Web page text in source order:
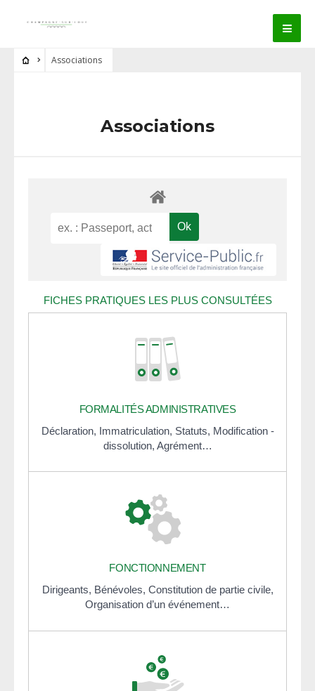
Associations
Associations
FICHES PRATIQUES LES PLUS CONSULTÉES
FORMALITÉS ADMINISTRATIVES
Déclaration, Immatriculation, Statuts, Modification -
dissolution, Agrément…
FONCTIONNEMENT
Dirigeants, Bénévoles, Constitution de partie civile,
Organisation d’un événement…